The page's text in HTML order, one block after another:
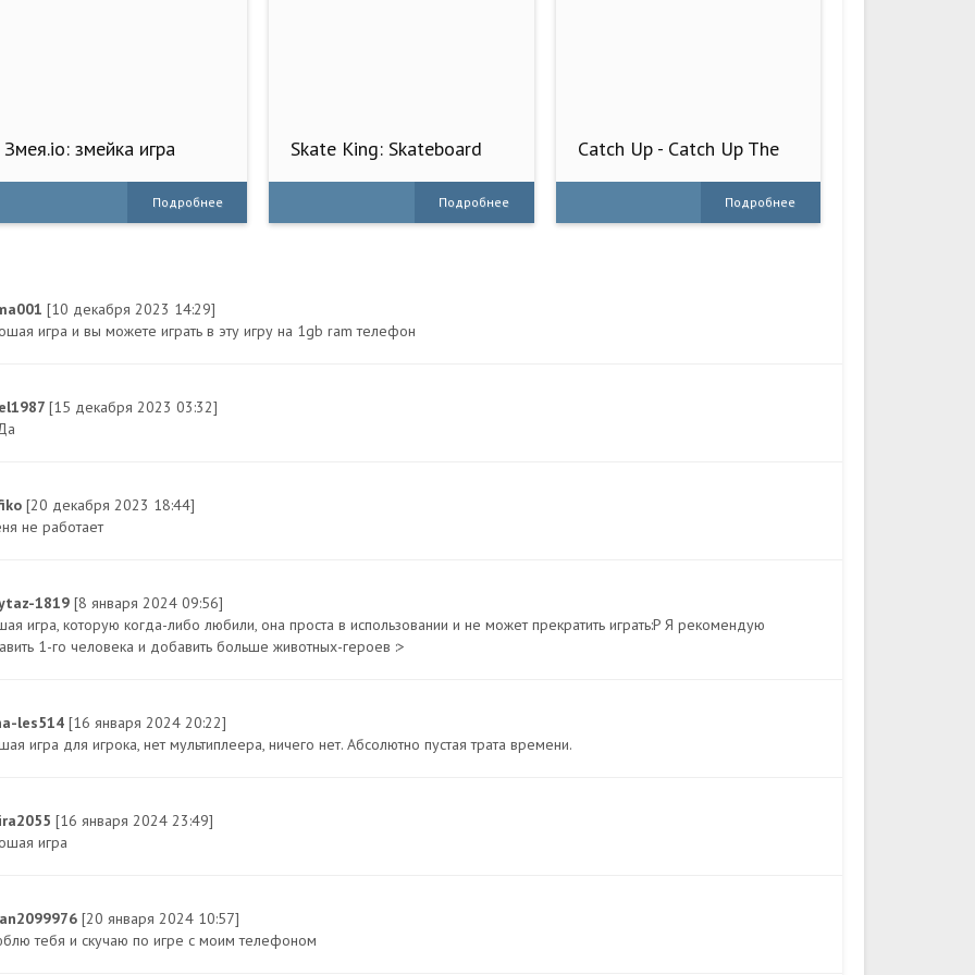
Змея.io: змейка игра
Подробнее
Skate King: Skateboard
Подробнее
Catch Up - Catch Up The
Подробнее
[10 декабря 2023 14:29]
игра и вы можете играть в эту игру на 1gb ram телефон
[15 декабря 2023 03:32]
[20 декабря 2023 18:44]
не работает
1819 [8 января 2024 09:56]
игра, которую когда-либо любили, она проста в использовании и не может прекратить играть:P Я рекомендую
1-го человека и добавить больше животных-героев :>
les514 [16 января 2024 20:22]
игра для игрока, нет мультиплеера, ничего нет. Абсолютно пустая трата времени.
[16 января 2024 23:49]
игра
[20 января 2024 10:57]
тебя и скучаю по игре с моим телефоном